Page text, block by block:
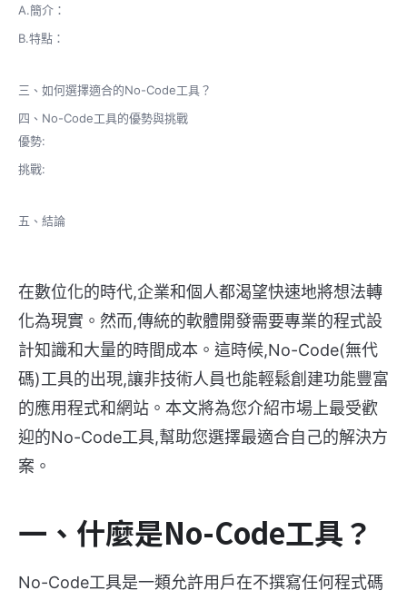
A.簡介：
B.特點：
三、如何選擇適合的No-Code工具？
四、No-Code工具的優勢與挑戰
優勢:
挑戰:
五、結論
在數位化的時代,企業和個人都渴望快速地將想法轉
化為現實。然而,傳統的軟體開發需要專業的程式設
計知識和大量的時間成本。這時候,No-Code(無代
碼)工具的出現,讓非技術人員也能輕鬆創建功能豐富
的應用程式和網站。本文將為您介紹市場上最受歡
迎的No-Code工具,幫助您選擇最適合自己的解決方
案。
一、什麼是No-Code工具？
No-Code工具是一類允許用戶在不撰寫任何程式碼